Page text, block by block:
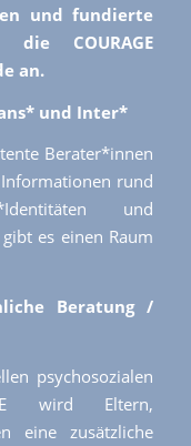
und fundierte
COURAGE
an.
und Inter*
Berater*innen
rund
und
es einen Raum
Beratung /
psychosozialen
wird Eltern,
eine zusätzliche